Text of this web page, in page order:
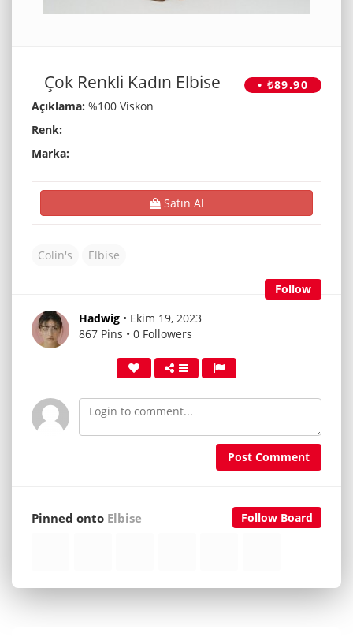
• ₺89.90
Çok Renkli Kadın Elbise
Açıklama: %100 Viskon
Renk:
Marka:
Satın Al
Colin's Elbise
Follow
Hadwig • Ekim 19, 2023
867 Pins • 0 Followers
Post Comment
Follow Board
Pinned onto Elbise